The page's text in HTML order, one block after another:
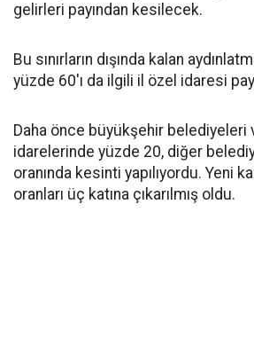
gelirleri payından kesilecek.
Bu sınırların dışında kalan
yüzde 60'ı da ilgili il özel idaresi
Daha önce büyükşehir belediyeleri
idarelerinde yüzde 20, diğer
oranında kesinti yapılıyordu. Yeni
oranları üç katına çıkarılmış oldu.